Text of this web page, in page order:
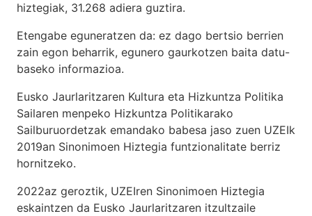
hiztegiak, 31.268 adiera guztira.
Etengabe eguneratzen da: ez dago bertsio berrien
zain egon beharrik, egunero gaurkotzen baita datu-
baseko informazioa.
Eusko Jaurlaritzaren Kultura eta Hizkuntza Politika
Sailaren menpeko Hizkuntza Politikarako
Sailburuordetzak emandako babesa jaso zuen UZEIk
2019an Sinonimoen Hiztegia funtzionalitate berriz
hornitzeko.
2022az geroztik, UZEIren Sinonimoen Hiztegia
eskaintzen da Eusko Jaurlaritzaren itzultzaile